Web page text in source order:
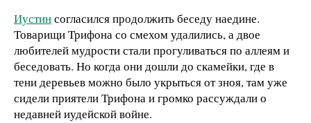
Иустинсогласился продолжить беседу наедине.
Товарищи Трифона со смехом удалились, а двое
любителей мудрости стали прогуливаться по аллеям и
беседовать. Но когда они дошли до скамейки, где в
тени деревьев можно было укрыться от зноя, там уже
сидели приятели Трифона и громко рассуждали о
недавней иудейской войне.